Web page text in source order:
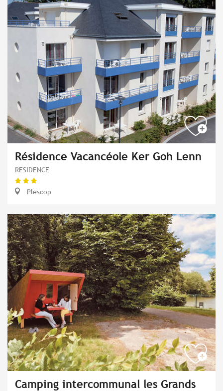
Résidence Vacancéole Ker Goh Lenn
RESIDENCE
Plescop
Camping intercommunal les Grands